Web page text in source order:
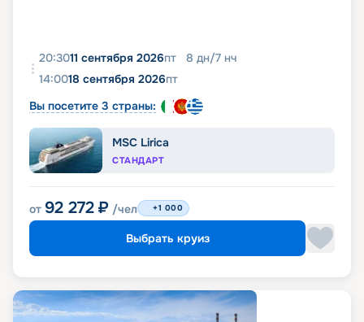
20:3011 сентября 2026пт 8 дн/7 нч
14:0018 сентября 2026пт
Вы посетите 3 страны:
MSC Lirica
СТАНДАРТ
от 92 272 ₽ /чел +1 000
Выбрать круиз